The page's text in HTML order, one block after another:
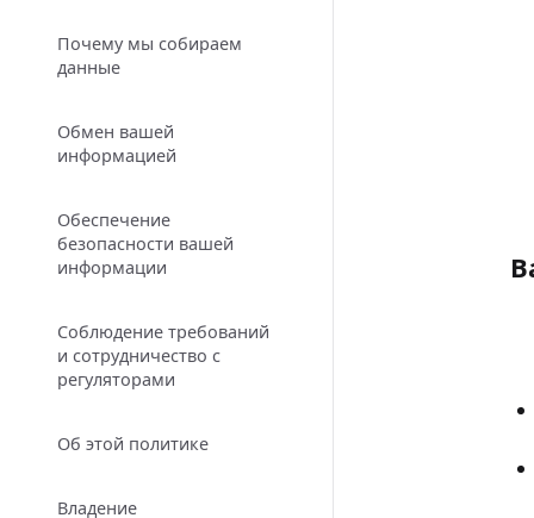
Почему мы собираем
данные
Обмен вашей
информацией
Обеспечение
безопасности вашей
информации
Соблюдение требований
и сотрудничество с
регуляторами
Об этой политике
Владение